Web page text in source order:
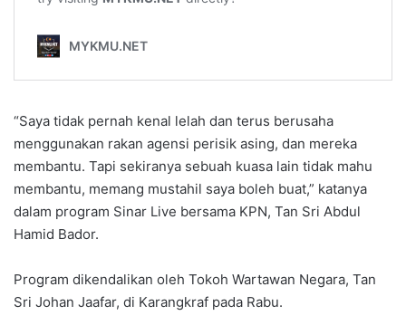
“Saya tidak pernah kenal lelah dan terus berusaha
menggunakan rakan agensi perisik asing, dan mereka
membantu. Tapi sekiranya sebuah kuasa lain tidak mahu
membantu, memang mustahil saya boleh buat,” katanya
dalam program Sinar Live bersama KPN, Tan Sri Abdul
Hamid Bador.
Program dikendalikan oleh Tokoh Wartawan Negara, Tan
Sri Johan Jaafar, di Karangkraf pada Rabu.